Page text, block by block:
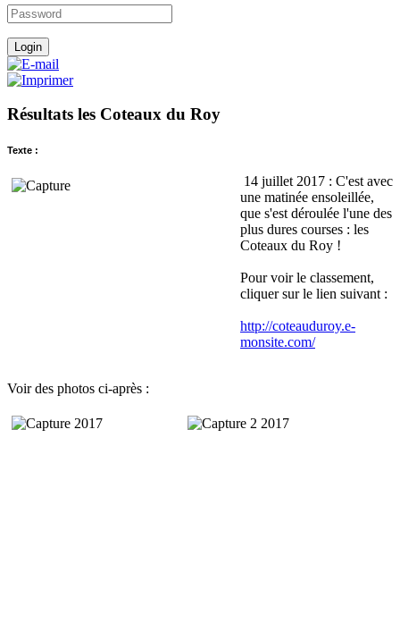
Résultats les Coteaux du Roy
Texte :
14 juillet 2017 : C'est avec
une matinée ensoleillée,
que s'est déroulée l'une des
plus dures courses : les
Coteaux du Roy !
Pour voir le classement,
cliquer sur le lien suivant :
http://coteauduroy.e-
monsite.com/
Voir des photos ci-après :